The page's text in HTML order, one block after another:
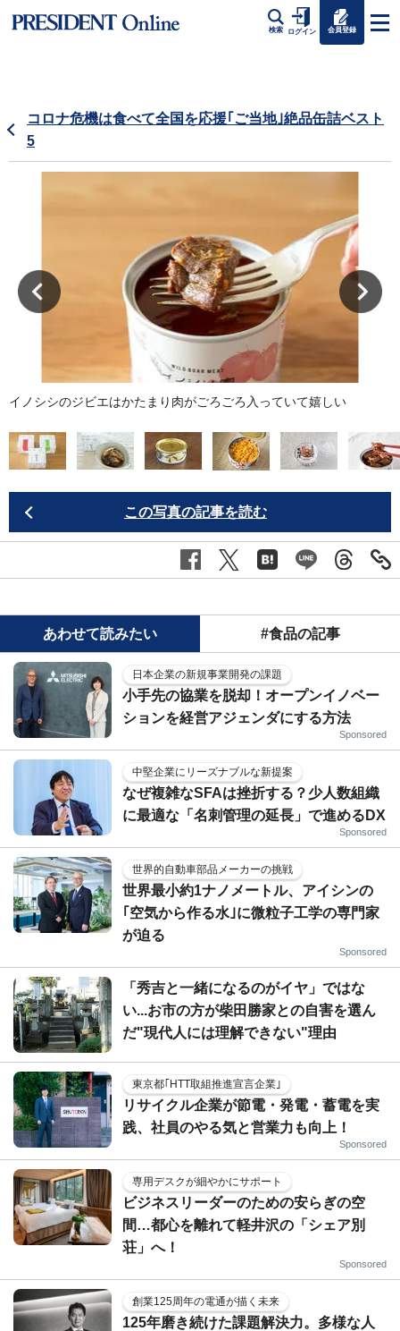
検索 ログイン 会員登録
コロナ危機は食べて全国を応援｢ご当地｣絶品缶詰ベスト
5
イノシシのジビエはかたまり肉がごろごろ入っていて嬉しい
この写真の記事を読む
あわせて読みたい #食品の記事
日本企業の新規事業開発の課題
小手先の協業を脱却！オープンイノベー
ションを経営アジェンダにする方法
Sponsored
中堅企業にリーズナブルな新提案
なぜ複雑なSFAは挫折する？少人数組織
に最適な「名刺管理の延長」で進めるDX
Sponsored
世界的自動車部品メーカーの挑戦
世界最小約1ナノメートル、アイシンの
｢空気から作る水｣に微粒子工学の専門家
が迫る
Sponsored
「秀吉と一緒になるのがイヤ」ではな
い...お市の方が柴田勝家との自害を選ん
だ"現代人には理解できない"理由
東京都｢HTT取組推進宣言企業｣
リサイクル企業が節電・発電・蓄電を実
践、社員のやる気と営業力も向上！
Sponsored
専用デスクが細やかにサポート
ビジネスリーダーのための安らぎの空
間…都心を離れて軽井沢の「シェア別
荘」へ！
Sponsored
創業125周年の電通が描く未来
125年磨き続けた課題解決力。多様な人